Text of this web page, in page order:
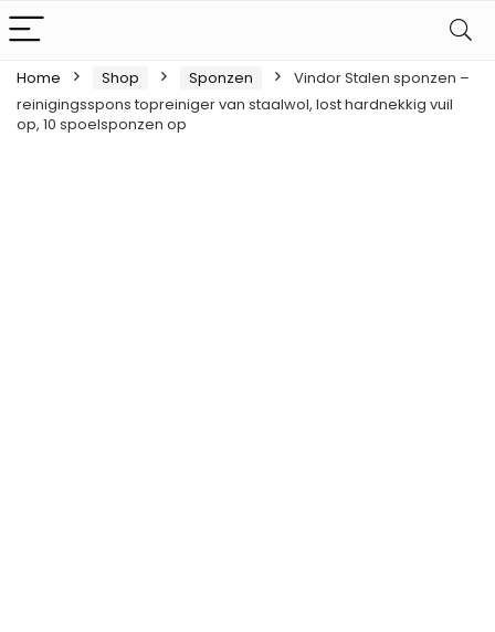
Home Shop Sponzen
Vindor Stalen sponzen –
reinigingsspons topreiniger van staalwol, lost hardnekkig vuil
op, 10 spoelsponzen op